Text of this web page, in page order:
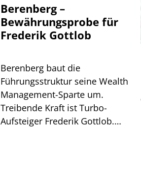
Berenberg –
Bewährungsprobe für
Frederik Gottlob
Berenberg baut die
Führungsstruktur seine Wealth
Management-Sparte um.
Treibende Kraft ist Turbo-
Aufsteiger Frederik Gottlob.